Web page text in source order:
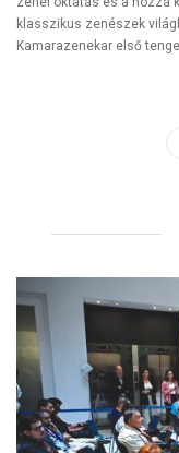
klasszikus zenészek
Kamarazenekar első